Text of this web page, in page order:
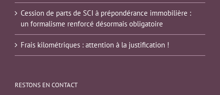
Cession de parts de SCI à prépondérance immobilière :
un formalisme renforcé désormais obligatoire
Frais kilométriques : attention à la justification !
RESTONS EN CONTACT